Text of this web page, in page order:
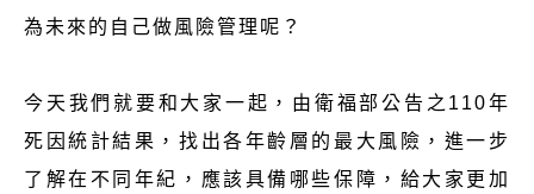
為未來的自己做風險管理呢？
今天我們就要和大家一起，由衛福部公告之110年
死因統計結果，找出各年齡層的最大風險，進一步
了解在不同年紀，應該具備哪些保障，給大家更加